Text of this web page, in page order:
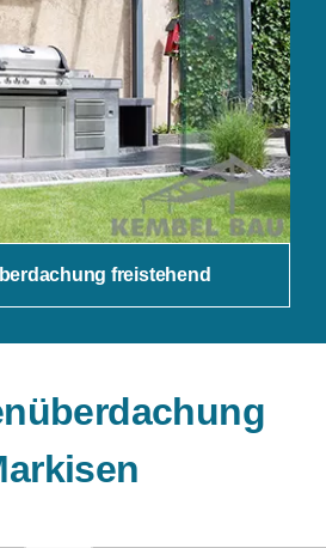
freistehend